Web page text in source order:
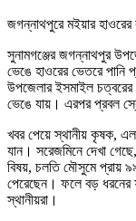
জগন্নাথপুরে মইয়ার হাওরের
সুনামগঞ্জেরজগন্নাথপুর
ভেঙে হাওরের ভেতরে পানি
উপজেলার ইসমাইল চত্বরের
ভেঙে যায়। এরপর প্রবল
খবর পেয়ে স্থানীয় কৃষক,
যান। সরেজমিনে দেখা
বিষয়, চলতি মৌসুমে প্রায়
পেরেছেন। ফলে বড়
স্থানীয়রা।